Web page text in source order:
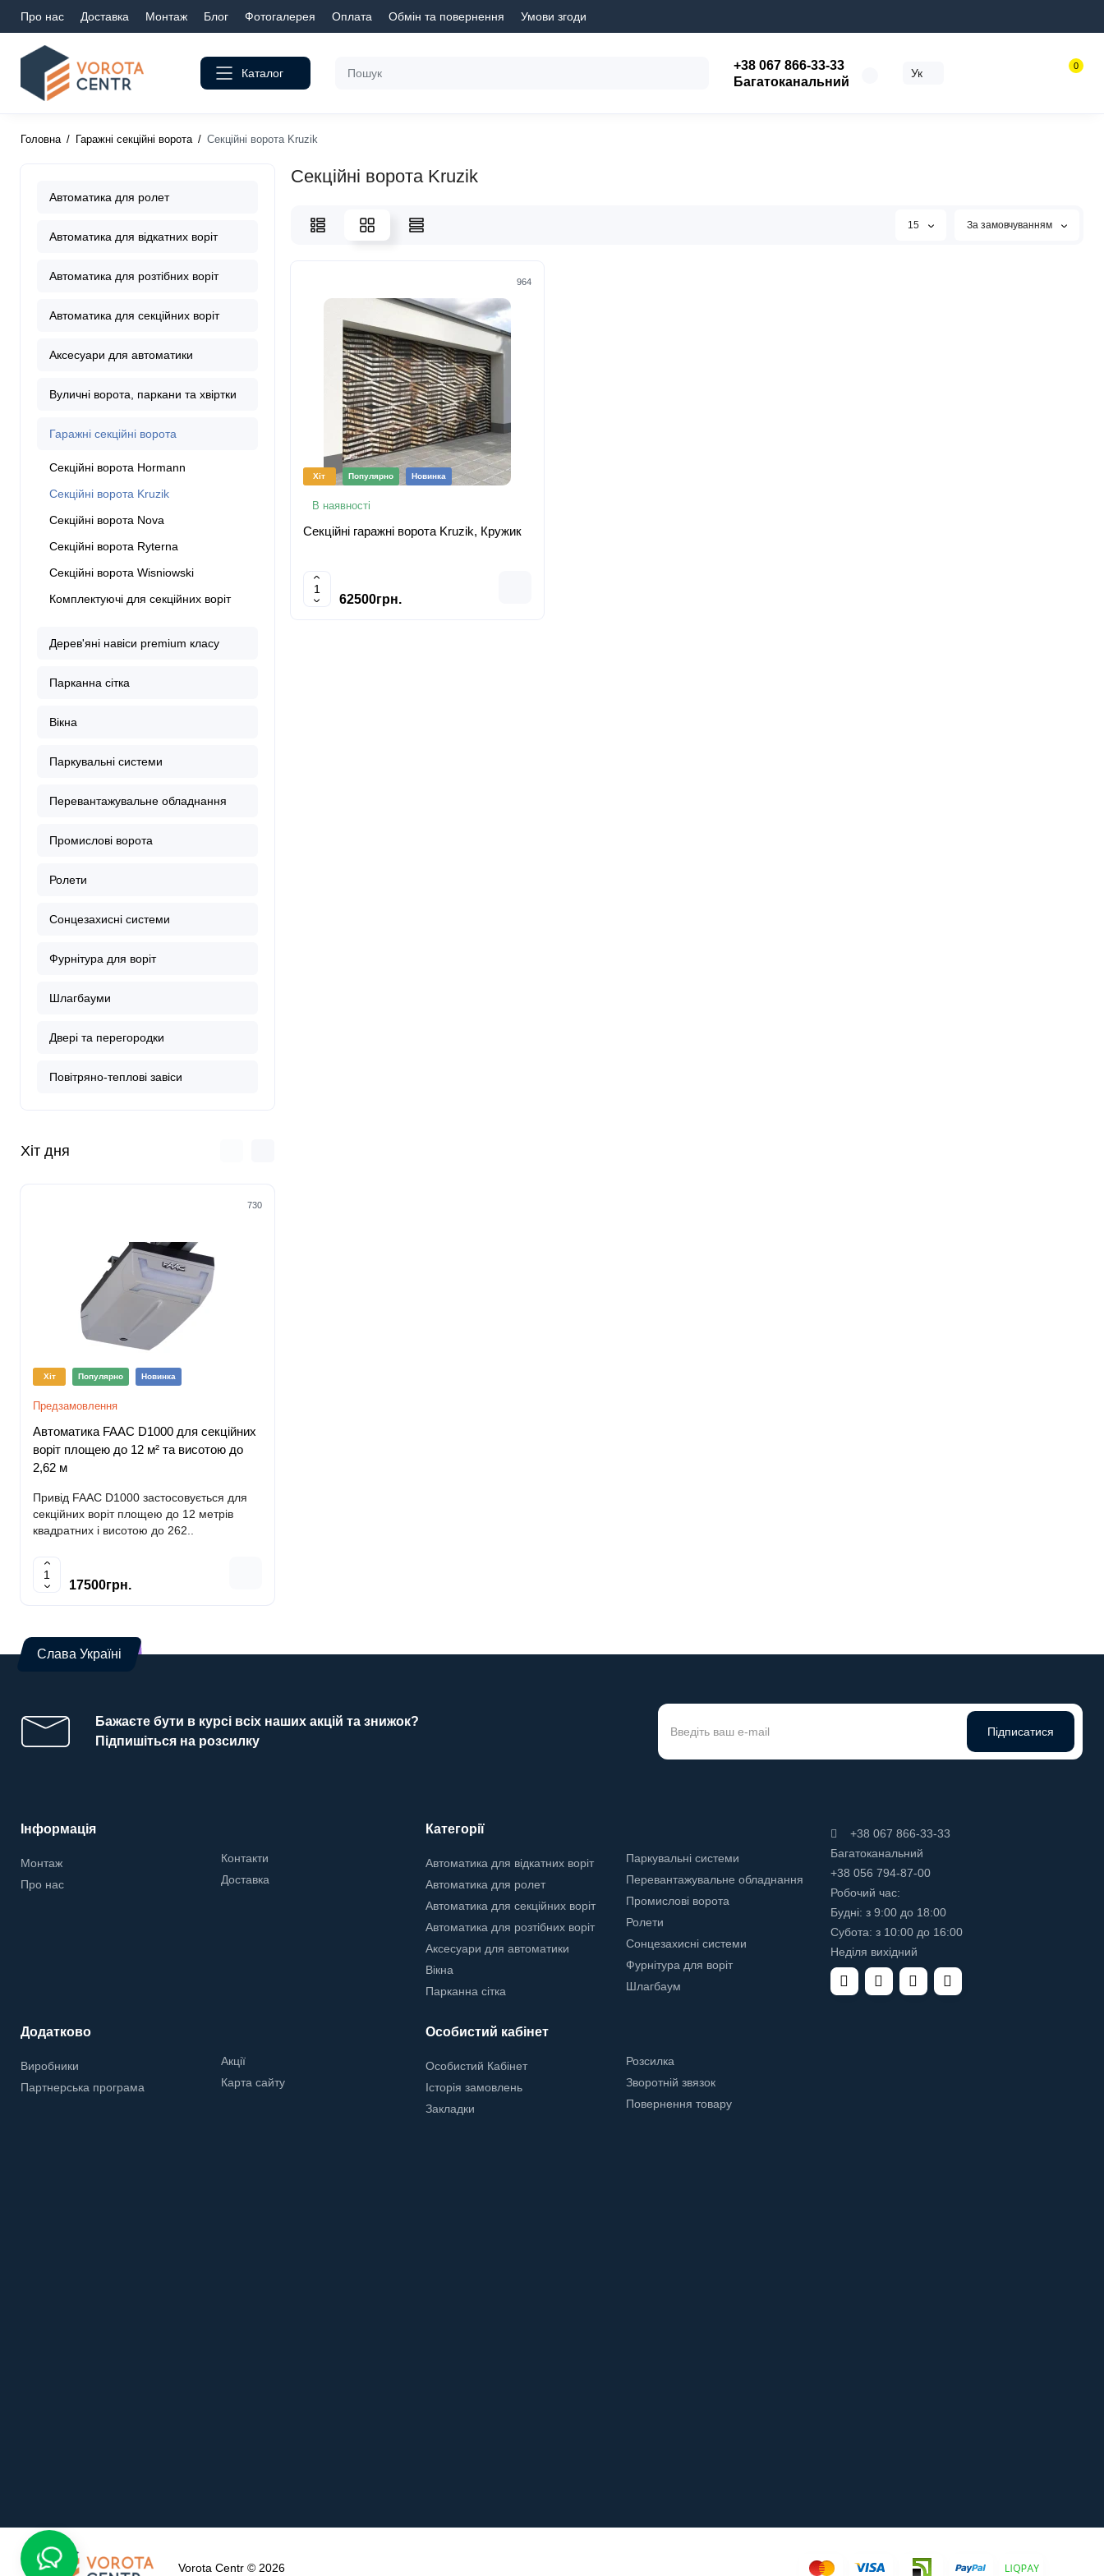
Про нас Доставка Монтаж Блог Фотогалерея Оплата Обмін та повернення Умови згоди
Каталог
+38 067 866-33-33
Багатоканальний
Ук
0
Головна Гаражні секційні ворота Секційні ворота Kruzik
Автоматика для ролет
Автоматика для відкатних воріт
Автоматика для розтібних воріт
Автоматика для секційних воріт
Аксесуари для автоматики
Вуличні ворота, паркани та хвіртки
Гаражні секційні ворота
Секційні ворота Hormann
Секційні ворота Kruzik
Секційні ворота Nova
Секційні ворота Ryterna
Секційні ворота Wisniowski
Комплектуючі для секційних воріт
Дерев'яні навіси premium класу
Парканна сітка
Вікна
Паркувальні системи
Перевантажувальне обладнання
Промислові ворота
Ролети
Сонцезахисні системи
Фурнітура для воріт
Шлагбауми
Двері та перегородки
Повітряно-теплові завіси
Хіт дня
730
Хіт Популярно Новинка
Предзамовлення
Автоматика FAAC D1000 для секційних
воріт площею до 12 м² та висотою до
2,62 м
Привід FAAC D1000 застосовується для
секційних воріт площею до 12 метрів
квадратних і висотою до 262..
17500грн.
Секційні ворота Kruzik
15 За замовчуванням
964
Хіт Популярно Новинка
В наявності
Секційні гаражні ворота Kruzik, Кружик
62500грн.
Слава Україні
Бажаєте бути в курсі всіх наших акцій та знижок?
Підпишіться на розсилку
Підписатися
Інформація
Монтаж
Про нас
Контакти
Доставка
Категорії
Автоматика для відкатних воріт
Автоматика для ролет
Автоматика для секційних воріт
Автоматика для розтібних воріт
Аксесуари для автоматики
Вікна
Парканна сітка
Паркувальні системи
Перевантажувальне обладнання
Промислові ворота
Ролети
Сонцезахисні системи
Фурнітура для воріт
Шлагбаум
Додатково
Виробники
Партнерська програма
Акції
Карта сайту
Особистий кабінет
Особистий Кабінет
Історія замовлень
Закладки
Розсилка
Зворотній звязок
Повернення товару
+38 067 866-33-33
Багатоканальний
+38 056 794-87-00
Робочий час:
Будні: з 9:00 до 18:00
Субота: з 10:00 до 16:00
Неділя вихідний
Vorota Centr © 2026